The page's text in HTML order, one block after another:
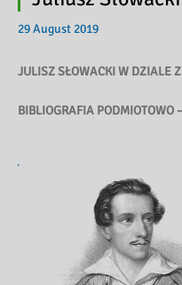
29 August 2019
JULISZ SŁOWACKI W DZIALE
BIBLIOGRAFIA PODMIOTOWO